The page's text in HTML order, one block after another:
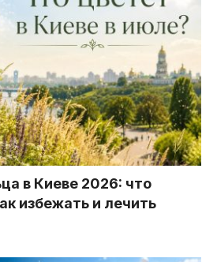
в Киеве 2026: что
избежать и лечить